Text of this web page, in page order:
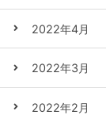
2022年4月
2022年3月
2022年2月